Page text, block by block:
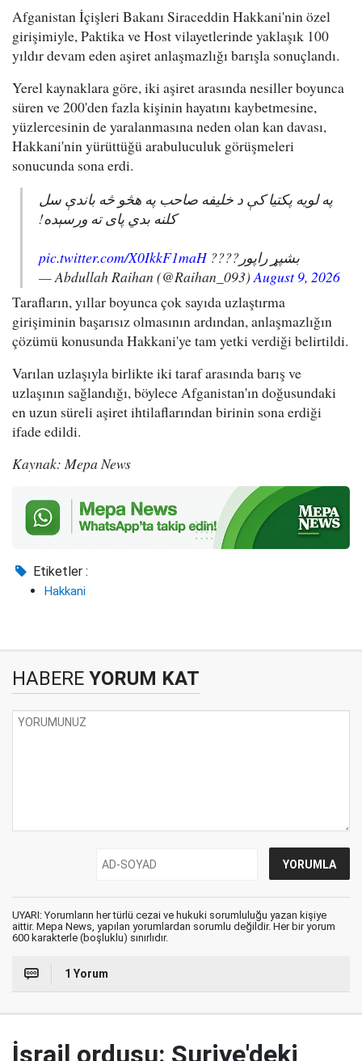
Afganistan İçişleri Bakanı Siraceddin Hakkani'nin özel
girişimiyle, Paktika ve Host vilayetlerinde yaklaşık 100
yıldır devam eden aşiret anlaşmazlığı barışla sonuçlandı.
Yerel kaynaklara göre, iki aşiret arasında nesiller boyunca
süren ve 200'den fazla kişinin hayatını kaybetmesine,
yüzlercesinin de yaralanmasına neden olan kan davası,
Hakkani'nin yürüttüğü arabuluculuk görüşmeleri
sonucunda sona erdi.
په لویه پکتیا کې د خلیفه صاحب په هڅو څه باندې سل
کلنه بدي پای ته ورسېده!
بشپړ راپور????pic.twitter.com/X0IkkF1maH
— Abdullah Raihan (@Raihan_093)August 9, 2026
Tarafların, yıllar boyunca çok sayıda uzlaştırma
girişiminin başarısız olmasının ardından, anlaşmazlığın
çözümü konusunda Hakkani'ye tam yetki verdiği belirtildi.
Varılan uzlaşıyla birlikte iki taraf arasında barış ve
uzlaşının sağlandığı, böylece Afganistan'ın doğusundaki
en uzun süreli aşiret ihtilaflarından birinin sona erdiği
ifade edildi.
Kaynak: Mepa News
Etiketler :
Hakkani
HABERE YORUM KAT
UYARI: Yorumların her türlü cezai ve hukuki sorumluluğu yazan kişiye
aittir. Mepa News, yapılan yorumlardan sorumlu değildir. Her bir yorum
600 karakterle (boşluklu) sınırlıdır.
1 Yorum
İsrail ordusu: Suriye'deki